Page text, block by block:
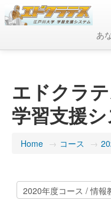
あ
エドクラ
学習支援シ
Home → コース →